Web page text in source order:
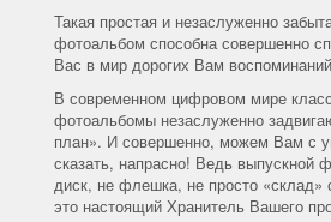
Такая простая и незаслуженно
фотоальбом способна совершенно
Вас в мир дорогих Вам
В современном цифровом мире
фотоальбомы незаслуженно
план». И совершенно, можем Вам с
сказать, напрасно! Ведь выпускной
диск, не флешка, не просто
это настоящий Хранитель Вашего